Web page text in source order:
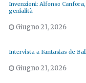
Invenzioni: Alfonso
genialità
Giugno 21, 2026
Intervista a Fantasias de
Giugno 21, 2026